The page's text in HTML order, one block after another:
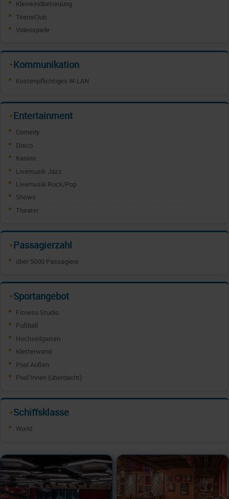
Kleinkindbetreuung
TeensClub
Videospiele
✦Kommunikation
Kostenpflichtiges W-LAN
✦Entertainment
Comedy
Disco
Kasino
Livemusik Jazz
Livemusik Rock/Pop
Shows
Theater
✦Passagierzahl
über 5000 Passagiere
✦Sportangebot
Fitness Studio
Fußball
Hochseilgarten
Kletterwand
Pool Außen
Pool Innen (überdacht)
✦Schiffsklasse
World